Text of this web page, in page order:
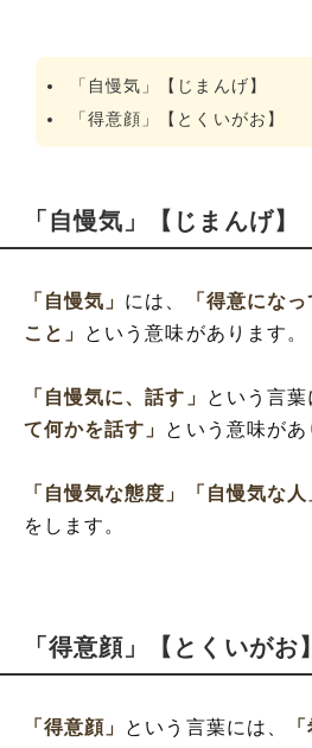
「自慢気」【じまんげ】
「得意顔」【とくいがお】
「自慢気」【じまんげ】
「自慢気」 には、
「得意にな
こと」
という意味があります。
「自慢気に、話す」 という言葉
て何かを話す」 という意味があ
「自慢気な態度」 「自慢気な人
をします。
「得意顔」【とくいがお】
「得意顔」 という言葉には、